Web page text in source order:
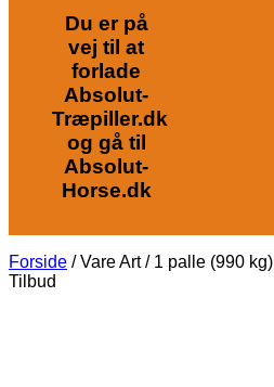
Du er på
vej til at
forlade
Absolut-
Træpiller.dk
og gå til
Absolut-
Horse.dk
Forside /Vare Art/1 palle (990 kg)
Tilbud